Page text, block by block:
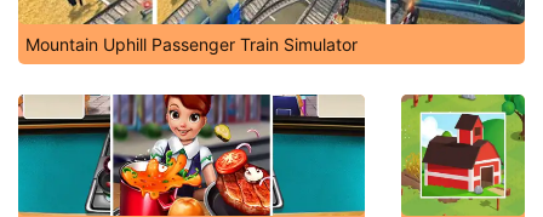
Mountain Uphill Passenger Train Simulator